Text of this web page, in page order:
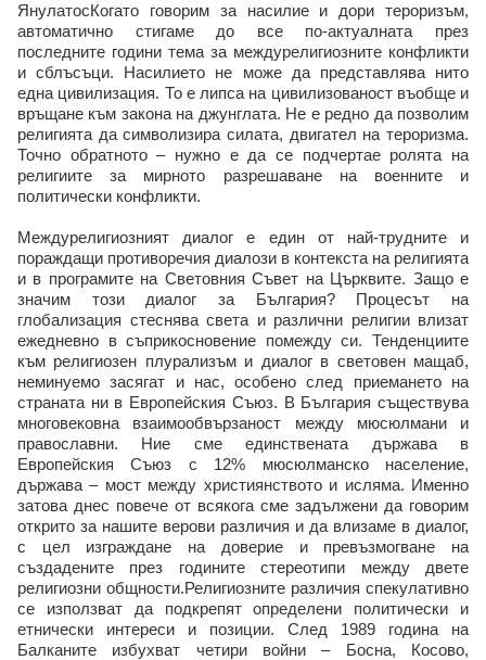
ЯнулатосКогато говорим за насилие и дори тероризъм,
автоматично стигаме до все по-актуалната през
последните години тема за междурелигиозните конфликти
и сблъсъци. Насилието не може да представлява нито
една цивилизация. То е липса на цивилизованост въобще и
връщане към закона на джунглата. Не е редно да позволим
религията да символизира силата, двигател на тероризма.
Точно обратното – нужно е да се подчертае ролята на
религиите за мирното разрешаване на военните и
политически конфликти.
Междурелигиозният диалог е един от най-трудните и
пораждащи противоречия диалози в контекста на религията
и в програмите на Световния Съвет на Църквите. Защо е
значим този диалог за България? Процесът на
глобализация стеснява света и различни религии влизат
ежедневно в съприкосновение помежду си. Тенденциите
към религиозен плурализъм и диалог в световен мащаб,
неминуемо засягат и нас, особено след приемането на
страната ни в Европейския Съюз. В България съществува
многовековна взаимообвързаност между мюсюлмани и
православни. Ние сме единствената държава в
Европейския Съюз с 12% мюсюлманско население,
държава – мост между християнството и исляма. Именно
затова днес повече от всякога сме задължени да говорим
открито за нашите верови различия и да влизаме в диалог,
с цел изграждане на доверие и превъзмогване на
създадените през годините стереотипи между двете
религиозни общности.Религиозните различия спекулативно
се използват да подкрепят определени политически и
етнически интереси и позиции. След 1989 година на
Балканите избухват четири войни – Босна, Косово,